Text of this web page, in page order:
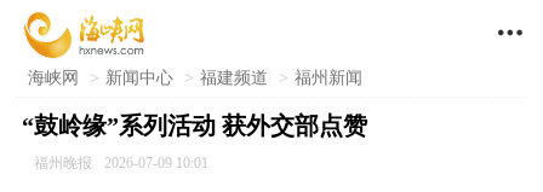

海峡网 > 新闻中心 > 福建频道 > 福州新闻
“鼓岭缘”系列活动 获外交部点赞
福州晚报 2026-07-09 10:01